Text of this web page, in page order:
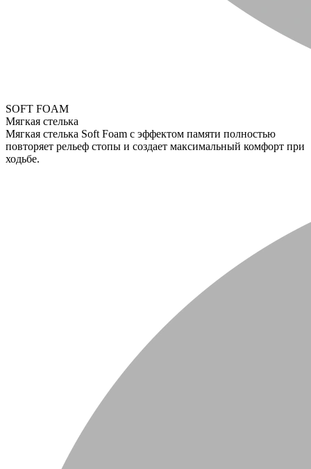
SOFT FOAM
Мягкая стелька
Мягкая стелька Soft Foam с эффектом памяти полностью
повторяет рельеф стопы и создает максимальный комфорт при
ходьбе.